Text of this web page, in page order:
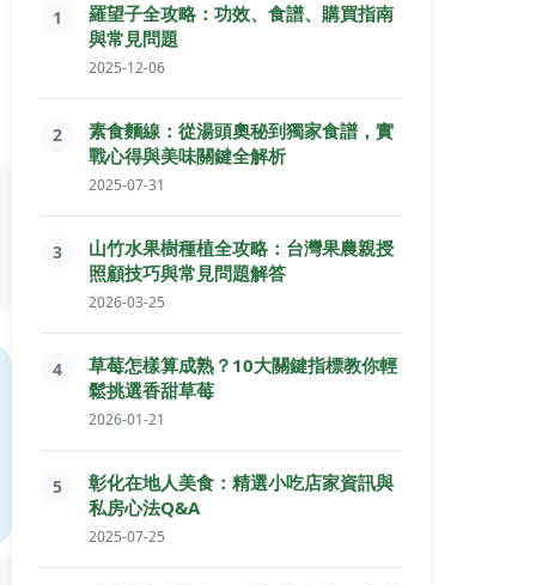
1
羅望子全攻略：功效、食譜、購買指南
與常見問題
2025-12-06
2
素食麵線：從湯頭奧秘到獨家食譜，實
戰心得與美味關鍵全解析
2025-07-31
3
山竹水果樹種植全攻略：台灣果農親授
照顧技巧與常見問題解答
2026-03-25
4
草莓怎樣算成熟？10大關鍵指標教你輕
鬆挑選香甜草莓
2026-01-21
5
彰化在地人美食：精選小吃店家資訊與
私房心法Q&A
2025-07-25